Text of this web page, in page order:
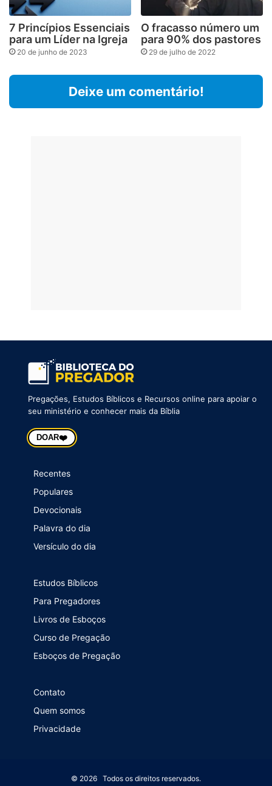
7 Princípios Essenciais
para um Líder na Igreja
20 de junho de 2023
O fracasso número um
para 90% dos pastores
29 de julho de 2022
Deixe um comentário!
Pregações, Estudos Bíblicos e Recursos online para apoiar o
seu ministério e conhecer mais da Bíblia
DOAR❤️
Recentes
Populares
Devocionais
Palavra do dia
Versículo do dia
Estudos Bíblicos
Para Pregadores
Livros de Esboços
Curso de Pregação
Esboços de Pregação
Contato
Quem somos
Privacidade
© 2026 Todos os direitos reservados.